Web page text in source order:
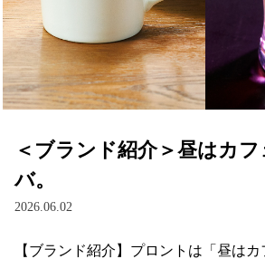
＜ブランド紹介＞昼はカ
バ。
2026.06.02
【ブランド紹介】プロントは「昼は